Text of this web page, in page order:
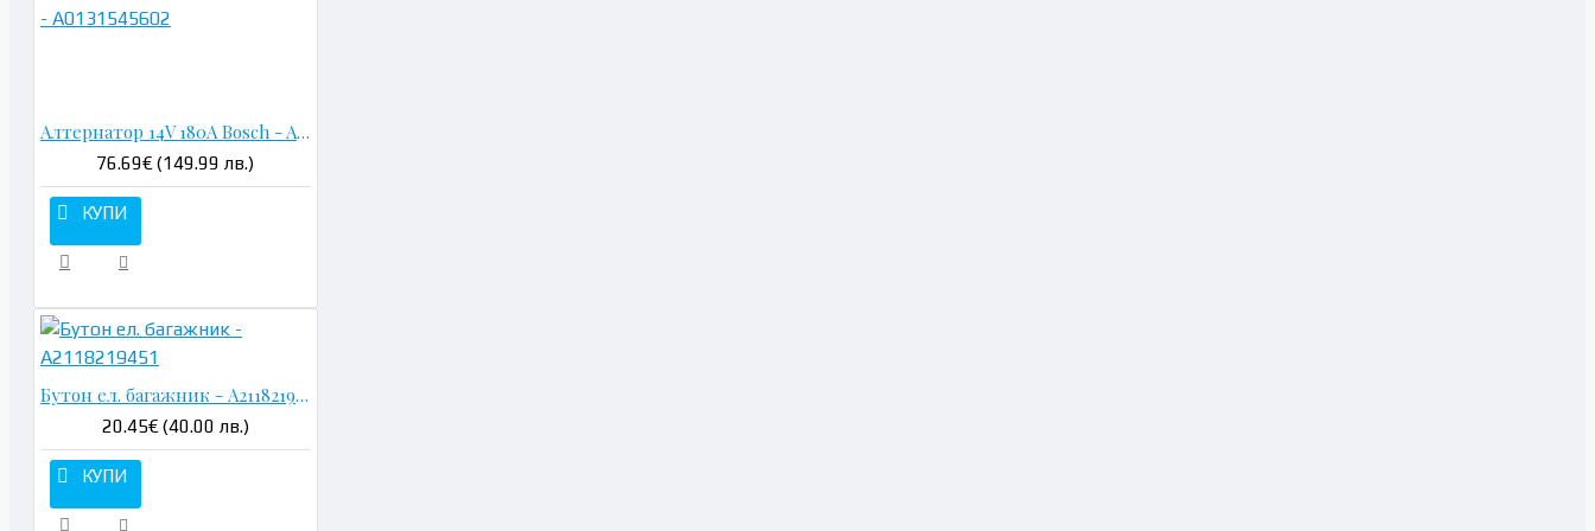
Алтернатор 14V 180A Bosch - A0131545602
76.69€ (149.99 лв.)
КУПИ
Бутон ел. багажник - A2118219451
20.45€ (40.00 лв.)
КУПИ